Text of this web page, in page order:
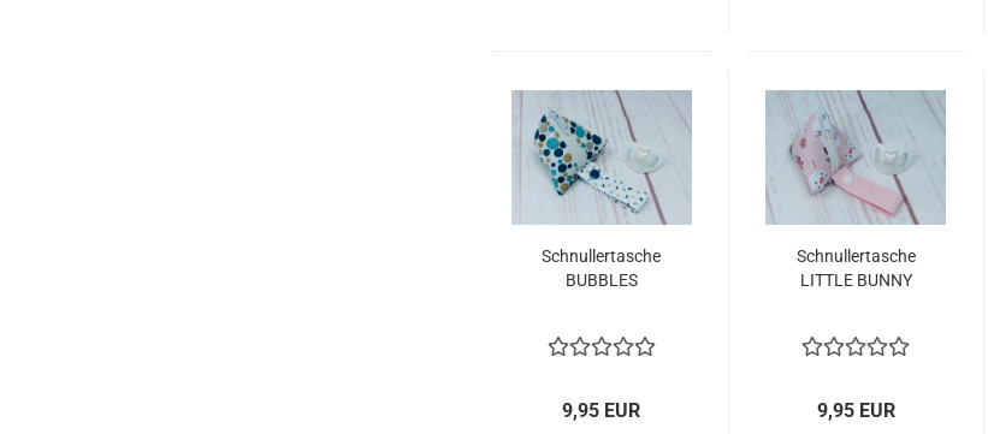
Schnullertasche
BUBBLES
9,95 EUR
Schnullertasche
LITTLE BUNNY
9,95 EUR